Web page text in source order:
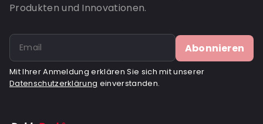
Produkten und Innovationen.
Abonnieren
Mit Ihrer Anmeldung erklären Sie sich mit unserer
Datenschutzerklärung einverstanden.